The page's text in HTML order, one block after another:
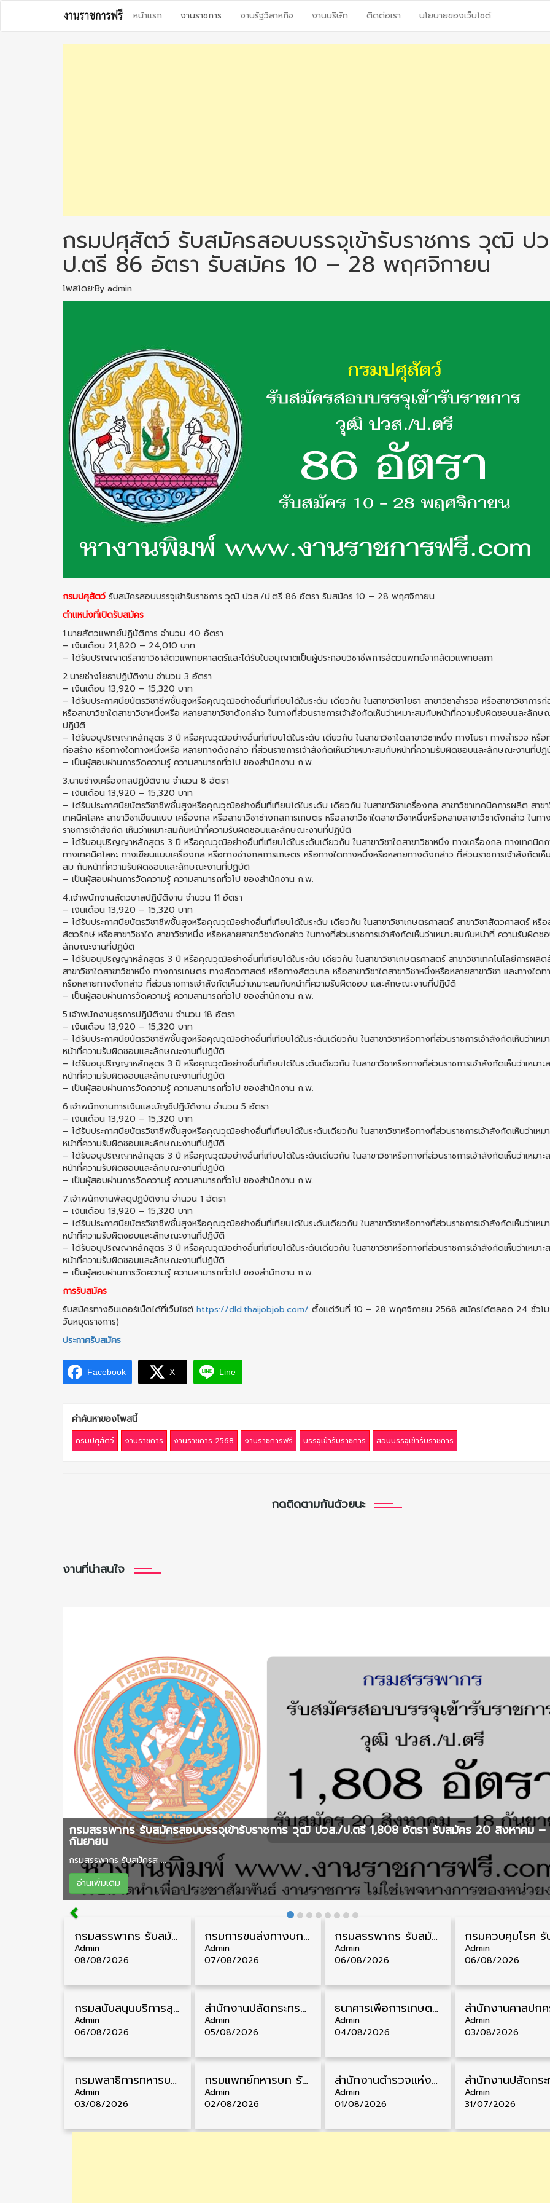
content
หน้าแรก งานราชการ งานรัฐวิสาหกิจ งานบริษัท ติดต่อเรา นโยบายของเว็บไซต์
กรมปศุสัตว์ รับสมัครสอบบรรจุเข้ารับราชการ วุฒิ ป
ป.ตรี 86 อัตรา รับสมัคร 10 – 28 พฤศจิกายน
โพสโดย:By admin
กรมปศุสัตว์รับสมัครสอบบรรจุเข้ารับราชการ วุฒิ ปวส./ป.ตรี 86 อัตรา รับสมัคร 10 – 28 พฤศจิกายน
ตำแหน่งที่เปิดรับสมัคร
1.นายสัตวแพทย์ปฏิบัติการ จำนวน 40 อัตรา
– เงินเดือน 21,820 – 24,010 บาท
– ได้รับปริญญาตรีสาขาวิชาสัตวแพทยศาสตร์และได้รับใบอนุญาตเป็นผู้ประกอบวิชาชีพการสัตวแพทย์จากสัตวแพทยสภา
2.นายช่างโยธาปฏิบัติงาน จำนวน 3 อัตรา
– เงินเดือน 13,920 – 15,320 บาท
– ได้รับประกาศนียบัตรวิชาชีพชั้นสูงหรือคุณวุฒิอย่างอื่นที่เทียบได้ในระดับ เดียวกัน ในสาขาวิชาโยธา สาขาวิชาสํารวจ หรือสาขาวิชาการก่
หรือสาขาวิชาใดสาขาวิชาหนึ่งหรือ หลายสาขาวิชาดังกล่าว ในทางที่ส่วนราชการเจ้าสังกัดเห็นว่าเหมาะสมกับหน้าที่ความรับผิดชอบและลักษ
ปฏิบัติ
– ได้รับอนุปริญญาหลักสูตร 3 ปี หรือคุณวุฒิอย่างอื่นที่เทียบได้ในระดับ เดียวกัน ในสาขาวิชาใดสาขาวิชาหนึ่ง ทางโยธา ทางสํารวจ หรือ
ก่อสร้าง หรือทางใดทางหนึ่งหรือ หลายทางดังกล่าว ที่ส่วนราชการเจ้าสังกัดเห็นว่าเหมาะสมกับหน้าที่ความรับผิดชอบและลักษณะงานที่ป
– เป็นผู้สอบผ่านการวัดความรู้ ความสามารถทั่วไป ของสํานักงาน ก.พ.
3.นายช่างเครื่องกลปฏิบัติงาน จำนวน 8 อัตรา
– เงินเดือน 13,920 – 15,320 บาท
– ได้รับประกาศนียบัตรวิชาชีพชั้นสูงหรือคุณวุฒิอย่างอื่นที่เทียบได้ในระดับ เดียวกัน ในสาขาวิชาเครื่องกล สาขาวิชาเทคนิคการผลิต สาขา
เทคนิคโลหะ สาขาวิชาเขียนแบบ เครื่องกล หรือสาขาวิชาช่างกลการเกษตร หรือสาขาวิชาใดสาขาวิชาหนึ่งหรือหลายสาขาวิชาดังกล่าว ในท
ราชการเจ้าสังกัด เห็นว่าเหมาะสมกับหน้าที่ความรับผิดชอบและลักษณะงานที่ปฏิบัติ
– ได้รับอนุปริญญาหลักสูตร 3 ปี หรือคุณวุฒิอย่างอื่นที่เทียบได้ในระดับเดียวกัน ในสาขาวิชาใดสาขาวิชาหนึ่ง ทางเครื่องกล ทางเทคนิค
ทางเทคนิคโลหะ ทางเขียนแบบเครื่องกล หรือทางช่างกลการเกษตร หรือทางใดทางหนึ่งหรือหลายทางดังกล่าว ที่ส่วนราชการเจ้าสังกัดเห็น
สม กับหน้าที่ความรับผิดชอบและลักษณะงานที่ปฏิบัติ
– เป็นผู้สอบผ่านการวัดความรู้ ความสามารถทั่วไป ของสํานักงาน ก.พ.
4.เจ้าพนักงานสัตวบาลปฏิบัติงาน จำนวน 11 อัตรา
– เงินเดือน 13,920 – 15,320 บาท
– ได้รับประกาศนียบัตรวิชาชีพชั้นสูงหรือคุณวุฒิอย่างอื่นที่เทียบได้ในระดับ เดียวกัน ในสาขาวิชาเกษตรศาสตร์ สาขาวิชาสัตวศาสตร์ หรือ
สัตวรักษ์ หรือสาขาวิชาใด สาขาวิชาหนึ่ง หรือหลายสาขาวิชาดังกล่าว ในทางที่ส่วนราชการเจ้าสังกัดเห็นว่าเหมาะสมกับหน้าที่ ความรับผิดช
ลักษณะงานที่ปฏิบัติ
– ได้รับอนุปริญญาหลักสูตร 3 ปี หรือคุณวุฒิอย่างอื่นที่เทียบได้ในระดับ เดียวกัน ในสาขาวิชาเกษตรศาสตร์ สาขาวิชาเทคโนโลยีการผลิ
สาขาวิชาใดสาขาวิชาหนึ่ง ทางการเกษตร ทางสัตวศาสตร์ หรือทางสัตวบาล หรือสาขาวิชาใดสาขาวิชาหนึ่งหรือหลายสาขาวิชา และทางใด
หรือหลายทางดังกล่าว ที่ส่วนราชการเจ้าสังกัดเห็นว่าเหมาะสมกับหน้าที่ความรับผิดชอบ และลักษณะงานที่ปฏิบัติ
– เป็นผู้สอบผ่านการวัดความรู้ ความสามารถทั่วไป ของสํานักงาน ก.พ.
5.เจ้าพนักงานธุรการปฏิบัติงาน จำนวน 18 อัตรา
– เงินเดือน 13,920 – 15,320 บาท
– ได้รับประกาศนียบัตรวิชาชีพชั้นสูงหรือคุณวุฒิอย่างอื่นที่เทียบได้ในระดับเดียวกัน ในสาขาวิชาหรือทางที่ส่วนราชการเจ้าสังกัดเห็นว่าเหม
หน้าที่ความรับผิดชอบและลักษณะงานที่ปฏิบัติ
– ได้รับอนุปริญญาหลักสูตร 3 ปี หรือคุณวุฒิอย่างอื่นที่เทียบได้ในระดับเดียวกัน ในสาขาวิชาหรือทางที่ส่วนราชการเจ้าสังกัดเห็นว่าเหมาะ
หน้าที่ความรับผิดชอบและลักษณะงานที่ปฏิบัติ
– เป็นผู้สอบผ่านการวัดความรู้ ความสามารถทั่วไป ของสํานักงาน ก.พ.
6.เจ้าพนักงานการเงินและบัญชีปฏิบัติงาน จำนวน 5 อัตรา
– เงินเดือน 13,920 – 15,320 บาท
– ได้รับประกาศนียบัตรวิชาชีพชั้นสูงหรือคุณวุฒิอย่างอื่นที่เทียบได้ในระดับเดียวกัน ในสาขาวิชาหรือทางที่ส่วนราชการเจ้าสังกัดเห็นว่าเหม
หน้าที่ความรับผิดชอบและลักษณะงานที่ปฏิบัติ
– ได้รับอนุปริญญาหลักสูตร 3 ปี หรือคุณวุฒิอย่างอื่นที่เทียบได้ในระดับเดียวกัน ในสาขาวิชาหรือทางที่ส่วนราชการเจ้าสังกัดเห็นว่าเหมาะ
หน้าที่ความรับผิดชอบและลักษณะงานที่ปฏิบัติ
– เป็นผู้สอบผ่านการวัดความรู้ ความสามารถทั่วไป ของสํานักงาน ก.พ.
7.เจ้าพนักงานพัสดุปฏิบัติงาน จำนวน 1 อัตรา
– เงินเดือน 13,920 – 15,320 บาท
– ได้รับประกาศนียบัตรวิชาชีพชั้นสูงหรือคุณวุฒิอย่างอื่นที่เทียบได้ในระดับเดียวกัน ในสาขาวิชาหรือทางที่ส่วนราชการเจ้าสังกัดเห็นว่าเหม
หน้าที่ความรับผิดชอบและลักษณะงานที่ปฏิบัติ
– ได้รับอนุปริญญาหลักสูตร 3 ปี หรือคุณวุฒิอย่างอื่นที่เทียบได้ในระดับเดียวกัน ในสาขาวิชาหรือทางที่ส่วนราชการเจ้าสังกัดเห็นว่าเหมาะ
หน้าที่ความรับผิดชอบและลักษณะงานที่ปฏิบัติ
– เป็นผู้สอบผ่านการวัดความรู้ ความสามารถทั่วไป ของสํานักงาน ก.พ.
การรับสมัคร
รับสมัครทางอินเตอร์เน็ตได้ที่เว็บไซต์https://dld.thaijobjob.com/ ตั้งแต่วันที่ 10 – 28 พฤศจิกายน 2568 สมัครได้ตลอด 24 ชั่วโม
วันหยุดราชการ)
ประกาศรับสมัคร
Facebook X Line
คำค้นหาของโพสนี้
กรมปศุสัตว์ งานราชการ งานราชการ 2568 งานราชการฟรี บรรจุเข้ารับราชการ สอบบรรจุเข้ารับราชการ
กดติดตามกันด้วยนะ
งานที่น่าสนใจ
กรมสรรพากร รับสมัครสอบบรรจุเข้ารับราชการ วุฒิ ปวส./ป.ตรี 1,808 อัตรา รับสมัคร 20 สิงหาคม –
กันยายน
กรมสรรพากร รับสมัครส ...
อ่านเพิ่มเติม
กรมสรรพากร รับสมัครสอบบรรจุเข้ารับราชการ วุฒิ ปวส./ป.ตรี 1,808 อัตรา รับสมัคร 20 สิงหาคม – 18 กันยายน
Admin
08/08/2026
กรมการขนส่งทางบก รับสมัครสอบบรรจุเข้ารับราชการ วุฒิ ปวส. 24 อัตรา รับสมัคร 18 สิงหาคม – 7 กันยายน
Admin
07/08/2026
กรมสรรพากร รับสมัครลูกจ้างชั่วคราว วุฒิ ปวช./ป.ตรี 138 อัตรา รับสมัคร 17 – 31 สิงหาคม
Admin
06/08/2026
Admin
06/08/2026
กรมสนับสนุนบริการสุขภาพ รับสมัครคัดเลือกพนักงานราชการ วุฒิ ปวส./ป.ตรี 13 อัตรา รับสมัคร 11 – 20 สิงหาคม
Admin
06/08/2026
สำนักงานปลัดกระทรวงสาธารณสุข รับสมัครพนักงานราชการรูปแบบพิเศษ วุฒิ ปวส./ป.ตรี 102 อัตรา รับสมัคร 17 – 28 สิงหาคม
Admin
05/08/2026
ธนาคารเพื่อการเกษตรและสหกรณ์การเกษตร รับสมัครบุคคลเพื่อเป็นผู้ช่วยพนักงาน วุฒิ ป.ตรี 5 อัตรา รับสมัคร 4 – 14 สิงหาคม
Admin
04/08/2026
Admin
03/08/2026
กรมพลาธิการทหารบก รับสมัครพนักงานราชการ วุฒิ ม.3/ม.6/ปวช. 66 อัตรา รับสมัคร 10 – 17 สิงหาคม
Admin
03/08/2026
กรมแพทย์ทหารบก รับสมัครพนักงานราชการ วุฒิ ม.3/ม.6/ปวช./ปวท./ปวส. 6 อัตรา รับสมัคร 3 – 7 สิงหาคม
Admin
02/08/2026
สำนักงานตำรวจแห่งชาติ รับสมัครสอบนายสิบตำรวจ วุฒิ ม.6/ปวช. 6,000 อัตรา รับสมัคร 8 – 19 สิงหาคม
Admin
01/08/2026
Admin
31/07/2026